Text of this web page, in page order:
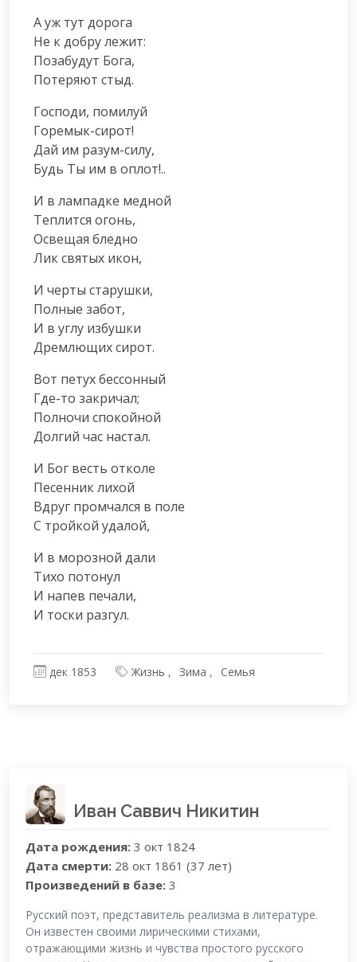
А уж тут дорога
Не к добру лежит:
Позабудут Бога,
Потеряют стыд.
Господи, помилуй
Горемык-сирот!
Дай им разум-силу,
Будь Ты им в оплот!..
И в лампадке медной
Теплится огонь,
Освещая бледно
Лик святых икон,
И черты старушки,
Полные забот,
И в углу избушки
Дремлющих сирот.
Вот петух бессонный
Где-то закричал;
Полночи спокойной
Долгий час настал.
И Бог весть отколе
Песенник лихой
Вдруг промчался в поле
С тройкой удалой,
И в морозной дали
Тихо потонул
И напев печали,
И тоски разгул.
дек 1853 Жизнь Зима Семья
Иван Саввич Никитин
Дата рождения: 3 окт 1824
Дата смерти: 28 окт 1861 (37 лет)
Произведений в базе: 3
Русский поэт, представитель реализма в литературе.
Он известен своими лирическими стихами,
отражающими жизнь и чувства простого русского